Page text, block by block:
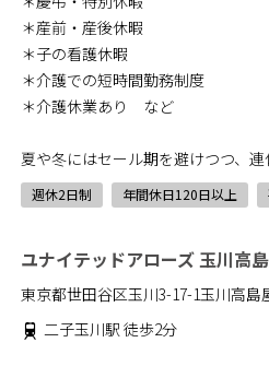
＊産前・産後休暇
＊子の看護休暇
＊介護での短時間勤務制度
＊介護休業あり など
夏や冬にはセール期を避けつつ、連
週休2日制 年間休日120日以上
ユナイテッドアローズ 玉川高
東京都世田谷区玉川3-17-1玉川高島
二子玉川駅 徒歩2分